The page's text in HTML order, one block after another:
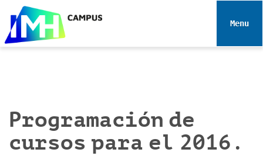
e
Toggle
Programación de
cursos para el 2016.